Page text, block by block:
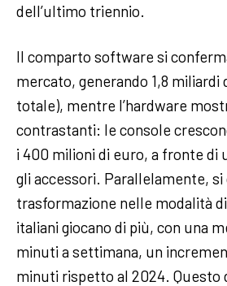
dell’ultimo triennio.
Il comparto software si
mercato, generando 1,8 miliardi
totale), mentre l’hardware
contrastanti: le console
i 400 milioni di euro, a fronte di
gli accessori. Parallelamente, si
trasformazione nelle modalità
italiani giocano di più, con una
minuti a settimana, un
minuti rispetto al 2024. Questo